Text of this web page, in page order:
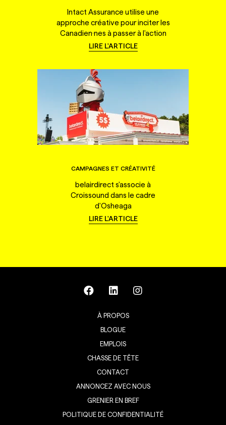
Intact Assurance utilise une
approche créative pour inciter les
Canadien·nes à passer à l'action
LIRE L'ARTICLE
CAMPAGNES ET CRÉATIVITÉ
belairdirect s'associe à
Croissound dans le cadre
d'Osheaga
LIRE L'ARTICLE
À PROPOS
BLOGUE
EMPLOIS
CHASSE DE TÊTE
CONTACT
ANNONCEZ AVEC NOUS
GRENIER EN BREF
POLITIQUE DE CONFIDENTIALITÉ